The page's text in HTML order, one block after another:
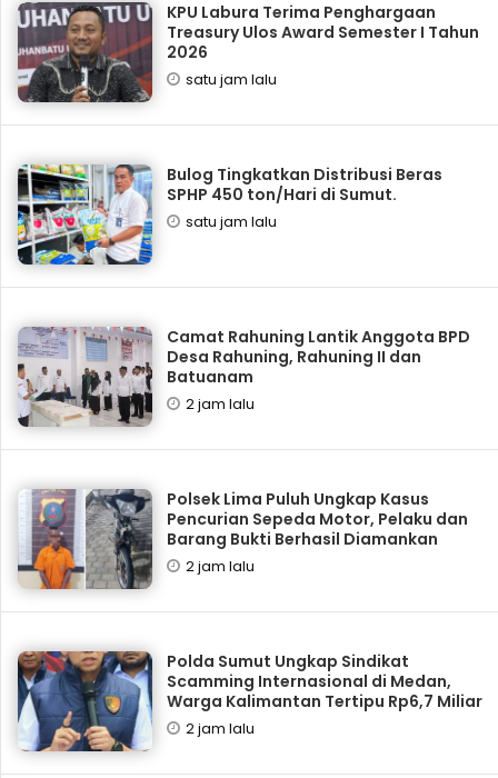
KPU Labura Terima Penghargaan
Treasury Ulos Award Semester I Tahun
2026
satu jam lalu
Bulog Tingkatkan Distribusi Beras
SPHP 450 ton/Hari di Sumut.
satu jam lalu
Camat Rahuning Lantik Anggota BPD
Desa Rahuning, Rahuning II dan
Batuanam
2 jam lalu
Polsek Lima Puluh Ungkap Kasus
Pencurian Sepeda Motor, Pelaku dan
Barang Bukti Berhasil Diamankan
2 jam lalu
Polda Sumut Ungkap Sindikat
Scamming Internasional di Medan,
Warga Kalimantan Tertipu Rp6,7 Miliar
2 jam lalu